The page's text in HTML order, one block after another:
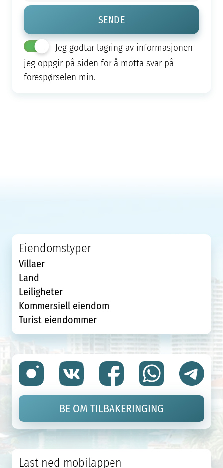
Jeg godtar lagring av informasjonen
jeg oppgir på siden for å motta svar på
forespørselen min.
Last ned mobilappen
Eiendomstyper
Villaer
Land
Leiligheter
Kommersiell eiendom
Turist eiendommer
BE OM TILBAKERINGING